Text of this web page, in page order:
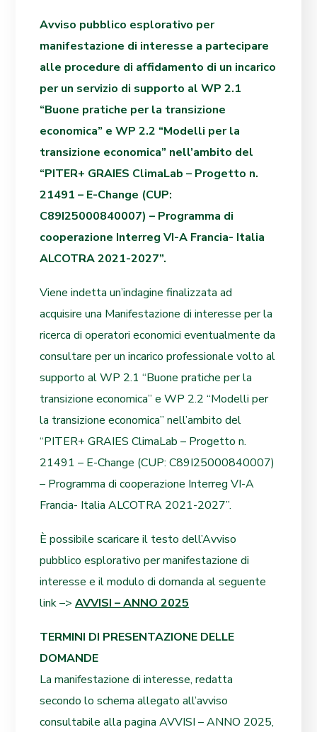
Avviso pubblico esplorativo per
manifestazione di interesse a partecipare
alle procedure di affidamento di un incarico
per un servizio di supporto al WP 2.1
“Buone pratiche per la transizione
economica” e WP 2.2 “Modelli per la
transizione economica” nell’ambito del
“PITER+ GRAIES ClimaLab – Progetto n.
21491 – E-Change (CUP:
C89I25000840007) – Programma di
cooperazione Interreg VI-A Francia- Italia
ALCOTRA 2021-2027”.
Viene indetta un’indagine finalizzata ad
acquisire una Manifestazione di interesse per la
ricerca di operatori economici eventualmente da
consultare per un incarico professionale volto al
supporto al WP 2.1 “Buone pratiche per la
transizione economica” e WP 2.2 “Modelli per
la transizione economica” nell’ambito del
“PITER+ GRAIES ClimaLab – Progetto n.
21491 – E-Change (CUP: C89I25000840007)
– Programma di cooperazione Interreg VI-A
Francia- Italia ALCOTRA 2021-2027”.
È possibile scaricare il testo dell’Avviso
pubblico esplorativo per manifestazione di
interesse e il modulo di domanda al seguente
link –>AVVISI – ANNO 2025
TERMINI DI PRESENTAZIONE DELLE
DOMANDE
La manifestazione di interesse, redatta
secondo lo schema allegato all’avviso
consultabile alla pagina AVVISI – ANNO 2025,